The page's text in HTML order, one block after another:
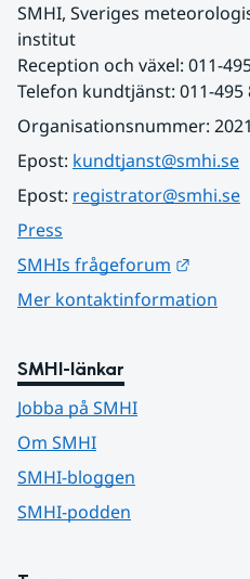
SMHI, Sveriges
institut
Reception och växel: 011-
Telefon kundtjänst: 011-495
Organisationsnummer:
Epost: kundtjanst@smhi.se
Epost: registrator@smhi.se
Press
SMHIs frågeforum
Mer kontaktinformation
SMHI-länkar
Jobba på SMHI
Om SMHI
SMHI-bloggen
SMHI-podden